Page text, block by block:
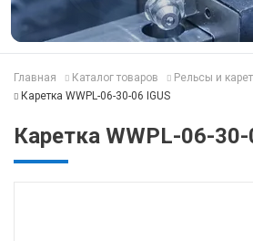
Главная Каталог товаров Рельсы и
Каретка WWPL-06-30-06 IGUS
Каретка WWPL-06-30-